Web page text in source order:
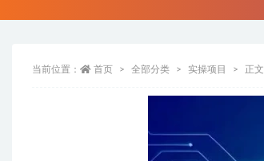
当前位置： 首页 全部分类 实操项目 正文